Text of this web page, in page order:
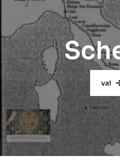
vai